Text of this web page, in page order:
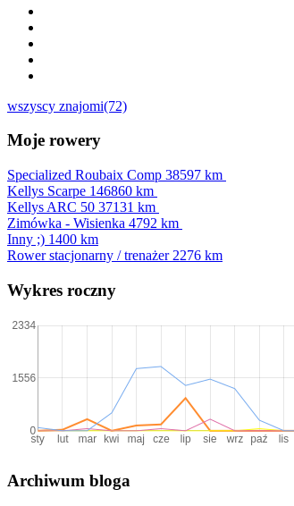
wszyscy znajomi(72)
Moje rowery
Specialized Roubaix Comp 38597 km
Kellys Scarpe 146860 km
Kellys ARC 50 37131 km
Zimówka - Wisienka 4792 km
Inny ;) 1400 km
Rower stacjonarny / trenażer 2276 km
Wykres roczny
Archiwum bloga